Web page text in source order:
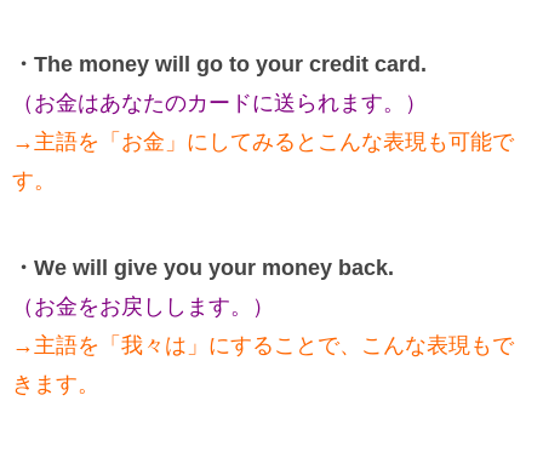
・The money will go to your credit card.
（お金はあなたのカードに送られます。）
→主語を「お金」にしてみるとこんな表現も可能で
す。
・We will give you your money back.
（お金をお戻しします。）
→主語を「我々は」にすることで、こんな表現もで
きます。